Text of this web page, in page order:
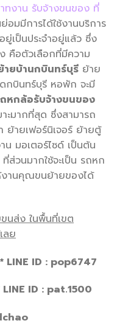
ทงาน รับจ้างขนของ ที่
อมมีการได้ใช้งานบริการ
เป็นประจำอยู่แล้ว ซึ่ง
คือตัวเลือกที่มีความ
ายบ้านกบินทร์บุรี ย้าย
กบินทร์บุรี หอพัก จะมี
หกล้อรับจ้างขนของ
าะมากที่สุด ซึ่งสามารถ
ย้ายเฟอร์นิเจอร์ ย้ายตู้
น มอเตอร์ไซด์ เป็นต้น
ส่วนมากใช้จะเป็น รถหก
งานคุณขนย้ายของได้
นส่ง ในพื้นที่เขต
ลย
LINE ID : pop6747
LINE ID : pat.1500